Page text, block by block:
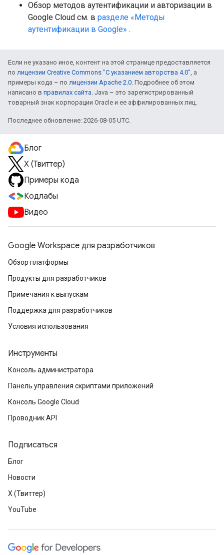
Обзор методов аутентификации и авторизации в
Google Cloud см. в разделе «Методы
аутентификации в Google» .
Если не указано иное, контент на этой странице предоставляется
по лицензии Creative Commons "С указанием авторства 4.0", а
примеры кода – по лицензии Apache 2.0. Подробнее об этом
написано в правилах сайта. Java – это зарегистрированный
товарный знак корпорации Oracle и ее аффилированных лиц.
Последнее обновление: 2026-08-05 UTC.
Блог
X (Твиттер)
Примеры кода
Кодлабы
Видео
Google Workspace для разработчиков
Обзор платформы
Продукты для разработчиков
Примечания к выпускам
Поддержка для разработчиков
Условия использования
Инструменты
Консоль администратора
Панель управления скриптами приложений
Консоль Google Cloud
Проводник API
Подписаться
Блог
Новости
X (Твиттер)
YouTube